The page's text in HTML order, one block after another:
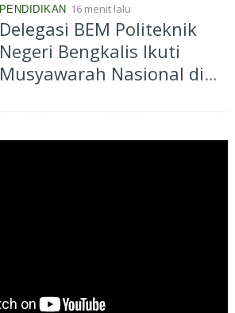
PENDIDIKAN 16 menit lalu
Delegasi BEM Politeknik
Negeri Bengkalis Ikuti
Musyawarah Nasional di